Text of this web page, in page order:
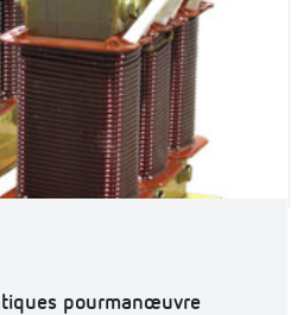
pourmanœuvre